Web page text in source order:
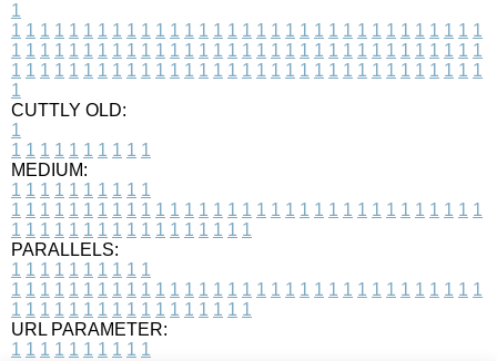
1
1 1 1 1 1 1 1 1 1 1 1 1 1 1 1 1 1 1 1 1 1 1 1 1 1 1 1 1 1 1 1 1 1
1 1 1 1 1 1 1 1 1 1 1 1 1 1 1 1 1 1 1 1 1 1 1 1 1 1 1 1 1 1 1 1 1
1 1 1 1 1 1 1 1 1 1 1 1 1 1 1 1 1 1 1 1 1 1 1 1 1 1 1 1 1 1 1 1 1
1
CUTTLY OLD:
1
1 1 1 1 1 1 1 1 1 1
MEDIUM:
1 1 1 1 1 1 1 1 1 1
1 1 1 1 1 1 1 1 1 1 1 1 1 1 1 1 1 1 1 1 1 1 1 1 1 1 1 1 1 1 1 1 1
1 1 1 1 1 1 1 1 1 1 1 1 1 1 1 1 1
PARALLELS:
1 1 1 1 1 1 1 1 1 1
1 1 1 1 1 1 1 1 1 1 1 1 1 1 1 1 1 1 1 1 1 1 1 1 1 1 1 1 1 1 1 1 1
1 1 1 1 1 1 1 1 1 1 1 1 1 1 1 1 1
URL PARAMETER:
1 1 1 1 1 1 1 1 1 1